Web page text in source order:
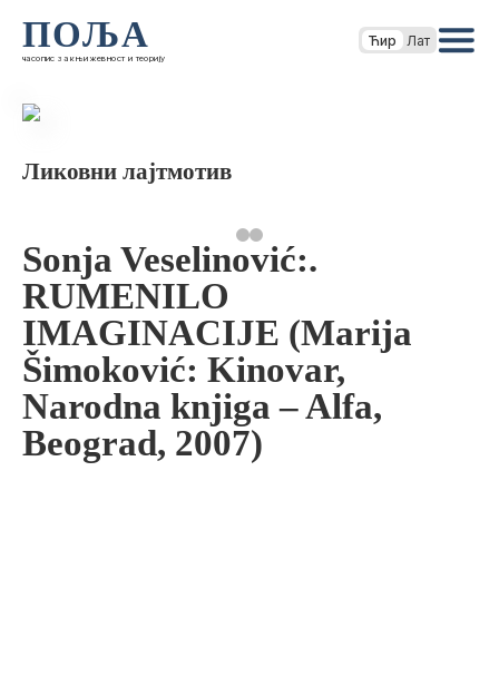
ПОЉА
часопис за књижевност и теорију
Ћир Лат
Ликовни лајтмотив
Sonja Veselinović:.
RUMENILO
IMAGINACIJE (Marija
Šimoković: Kinovar,
Narodna knjiga – Alfa,
Beograd, 2007)